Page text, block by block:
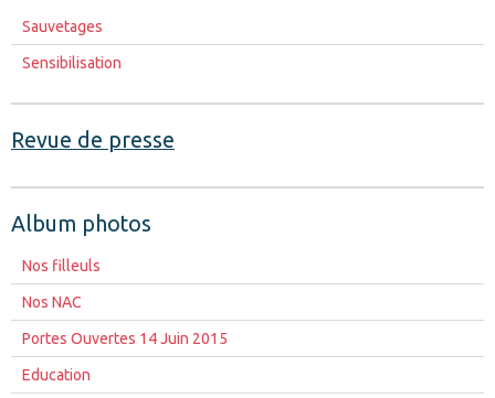
Sauvetages
Sensibilisation
Revue de presse
Album photos
Nos filleuls
Nos NAC
Portes Ouvertes 14 Juin 2015
Education